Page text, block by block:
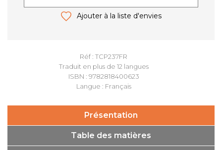
Réf : TCP237FR
Traduit en plus de 12 langues
ISBN : 9782818400623
Langue : Français
Ajouter à la liste d'envies
Présentation
Table des matières